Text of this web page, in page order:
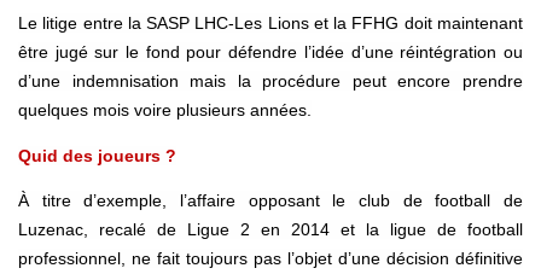
Le litige entre la SASP LHC-Les Lions et la FFHG doit maintenant
être jugé sur le fond pour défendre l’idée d’une réintégration ou
d’une indemnisation mais la procédure peut encore prendre
quelques mois voire plusieurs années.
Quid des joueurs ?
À titre d’exemple, l’affaire opposant le club de football de
Luzenac, recalé de Ligue 2 en 2014 et la ligue de football
professionnel, ne fait toujours pas l’objet d’une décision définitive